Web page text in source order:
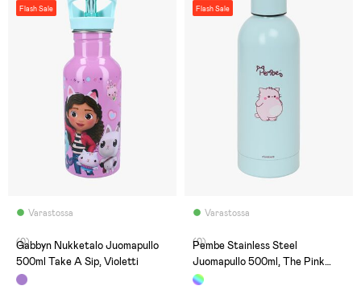
Flash Sale
Varastossa
(0)
Gabbyn Nukketalo Juomapullo
500ml Take A Sip, Violetti
Flash Sale
Varastossa
(0)
Pembe Stainless Steel
Juomapullo 500ml, The Pink
Cat